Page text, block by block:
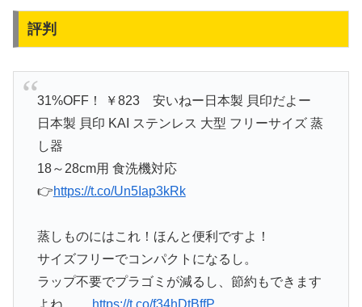
評判
31%OFF！ ￥823 安いねー日本製 貝印だよー
日本製 貝印 KAI ステンレス 大型 フリーサイズ 蒸
し器
18～28cm用 食洗機対応
👉https://t.co/Un5Iap3kRk
蒸しものにはこれ！ほんと便利ですよ！
サイズフリーでコンパクトになるし。
ラップ不要でプラゴミが減るし、節約もできます